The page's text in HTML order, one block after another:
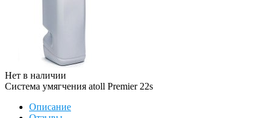
Нет в наличии
Система умягчения atoll Premier 22s
Описание